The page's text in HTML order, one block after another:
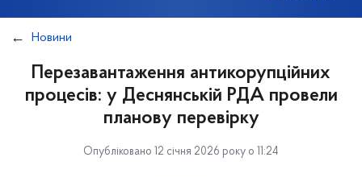
Новини
Перезавантаження антикорупційних
процесів: у Деснянській РДА провели
планову перевірку
Опубліковано 12 січня 2026 року о 11:24